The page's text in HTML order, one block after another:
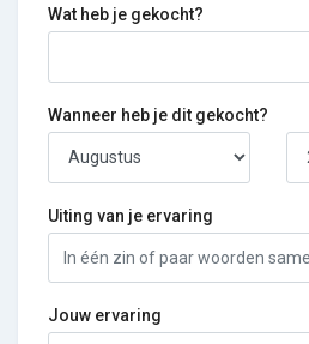
Wat heb je gekocht?
Wanneer heb je dit gekocht?
Uiting van je ervaring
Jouw ervaring